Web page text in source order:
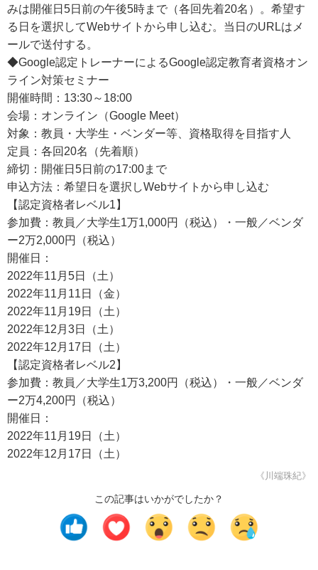
みは開催日5日前の午後5時まで（各回先着20名）。希望す
る日を選択してWebサイトから申し込む。当日のURLはメ
ールで送付する。
◆Google認定トレーナーによるGoogle認定教育者資格オン
ライン対策セミナー
開催時間：13:30～18:00
会場：オンライン（Google Meet）
対象：教員・大学生・ベンダー等、資格取得を目指す人
定員：各回20名（先着順）
締切：開催日5日前の17:00まで
申込方法：希望日を選択しWebサイトから申し込む
【認定資格者レベル1】
参加費：教員／大学生1万1,000円（税込）・一般／ベンダ
ー2万2,000円（税込）
開催日：
2022年11月5日（土）
2022年11月11日（金）
2022年11月19日（土）
2022年12月3日（土）
2022年12月17日（土）
【認定資格者レベル2】
参加費：教員／大学生1万3,200円（税込）・一般／ベンダ
ー2万4,200円（税込）
開催日：
2022年11月19日（土）
2022年12月17日（土）
《川端珠紀》
この記事はいかがでしたか？